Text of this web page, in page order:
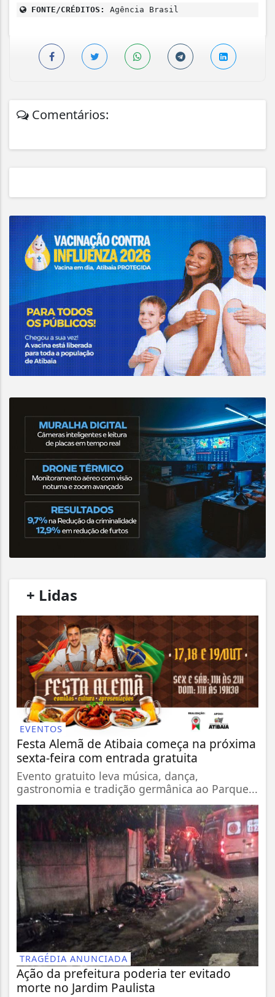
FONTE/CRÉDITOS: Agência Brasil
Comentários:
+ Lidas
EVENTOS
Festa Alemã de Atibaia começa na próxima
sexta-feira com entrada gratuita
Evento gratuito leva música, dança,
gastronomia e tradição germânica ao Parque...
TRAGÉDIA ANUNCIADA
Ação da prefeitura poderia ter evitado
morte no Jardim Paulista